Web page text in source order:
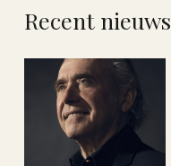
Recent nieuws